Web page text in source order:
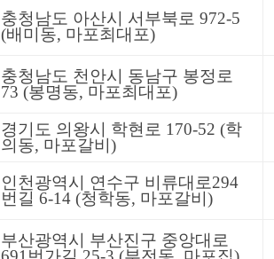
충청남도 아산시 서부북로 972-5
(배미동, 마포최대포)
충청남도 천안시 동남구 봉정로
73 (봉명동, 마포최대포)
경기도 의왕시 학현로 170-52 (학
의동, 마포갈비)
인천광역시 연수구 비류대로294
번길 6-14 (청학동, 마포갈비)
부산광역시 부산진구 중앙대로